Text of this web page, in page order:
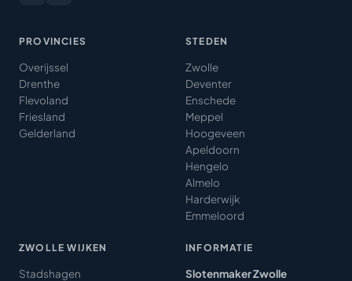
PROVINCIES
Overijssel
Drenthe
Flevoland
Friesland
Gelderland
STEDEN
Zwolle
Deventer
Enschede
Meppel
Hoogeveen
Apeldoorn
Hengelo
Almelo
Harderwijk
Emmeloord
ZWOLLE WIJKEN
Stadshagen
INFORMATIE
Slotenmaker Zwolle